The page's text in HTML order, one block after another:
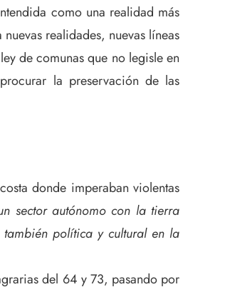
como una realidad más
realidades, nuevas líneas
de comunas que no legisle en
la preservación de las
donde imperaban violentas
sector autónomo con la tierra
política y cultural en la
del 64 y 73, pasando por